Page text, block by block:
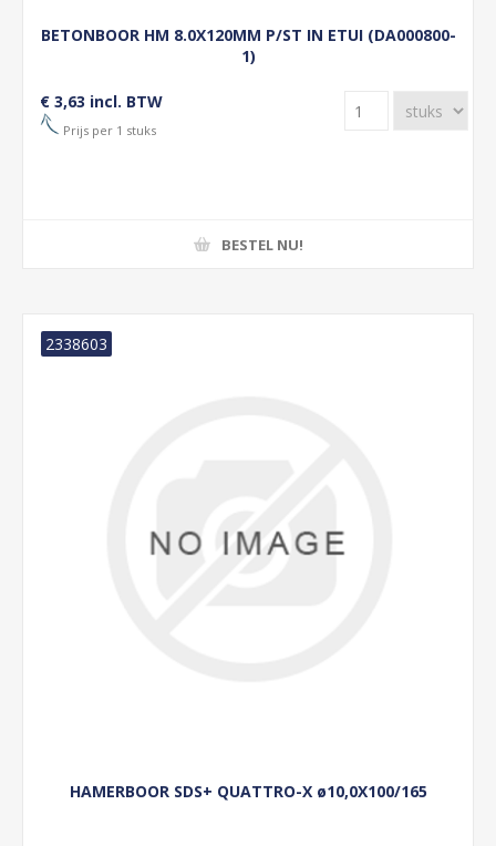
BETONBOOR HM 8.0X120MM P/ST IN ETUI (DA000800-
1)
€ 3,63 incl. BTW
Prijs per 1 stuks
BESTEL NU!
HAMERBOOR SDS+ QUATTRO-X ø10,0X100/165
2338603